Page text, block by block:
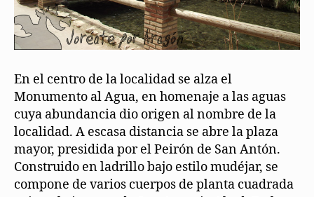
En el centro de la localidad se alza el
Monumento al Agua, en homenaje a las aguas
cuya abundancia dio origen al nombre de la
localidad. A escasa distancia se abre la plaza
mayor, presidida por el Peirón de San Antón.
Construido en ladrillo bajo estilo mudéjar, se
compone de varios cuerpos de planta cuadrada